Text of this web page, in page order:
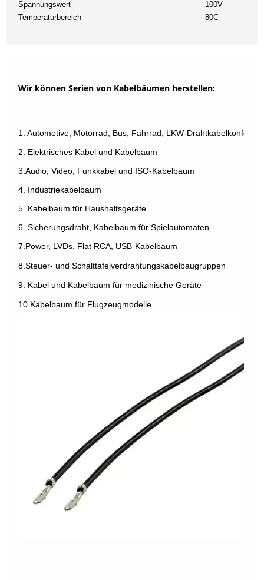
Spannungswert
100V
Temperaturbereich
80C
Wir können Serien von Kabelbäumen herstellen:
1. Automotive, Motorrad, Bus, Fahrrad, LKW-
2. Elektrisches Kabel und Kabelbaum
3.Audio, Video, Funkkabel und ISO-Kabelbaum
4. Industriekabelbaum
5. Kabelbaum für Haushaltsgeräte
6. Sicherungsdraht, Kabelbaum für Spielautomaten
7.Power, LVDs, Flat RCA, USB-Kabelbaum
8.Steuer- und Schalttafelverdrahtungskabelbaugruppen
9. Kabel und Kabelbaum für medizinische Geräte
10.Kabelbaum für Flugzeugmodelle